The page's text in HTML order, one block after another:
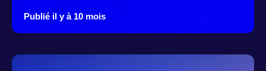
Publié il y à 10 mois